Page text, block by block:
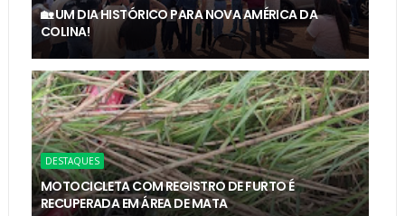
🏡 UM DIA HISTÓRICO PARA NOVA AMÉRICA DA
COLINA!
DESTAQUES
MOTOCICLETA COM REGISTRO DE FURTO É
RECUPERADA EM ÁREA DE MATA